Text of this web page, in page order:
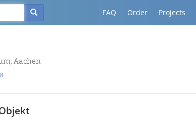
FAQ Order Projects
Aachen